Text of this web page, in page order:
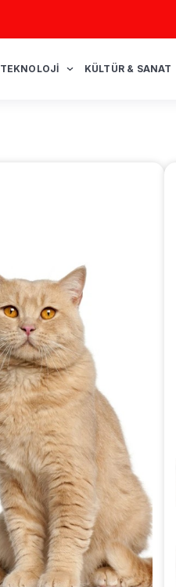
TEKNOLOJI KÜLTÜR & SANAT